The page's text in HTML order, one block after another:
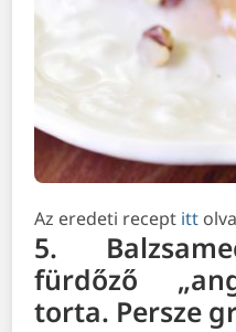
Az eredeti recept itt
5.
fürdőző
torta. Persze